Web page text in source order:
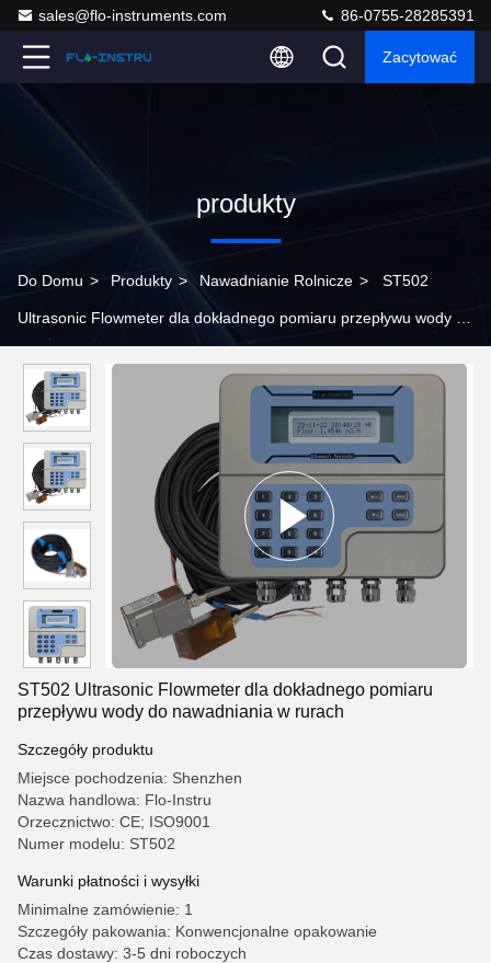
sales@flo-instruments.com 86-0755-28285391
Zacytować
produkty
Do Domu > Produkty > Nawadnianie Rolnicze > ST502
Ultrasonic Flowmeter dla dokładnego pomiaru przepływu wody do
ST502 Ultrasonic Flowmeter dla dokładnego pomiaru
przepływu wody do nawadniania w rurach
Szczegóły produktu
Miejsce pochodzenia: Shenzhen
Nazwa handlowa: Flo-Instru
Orzecznictwo: CE; ISO9001
Numer modelu: ST502
Warunki płatności i wysyłki
Minimalne zamówienie: 1
Szczegóły pakowania: Konwencjonalne opakowanie
Czas dostawy: 3-5 dni roboczych